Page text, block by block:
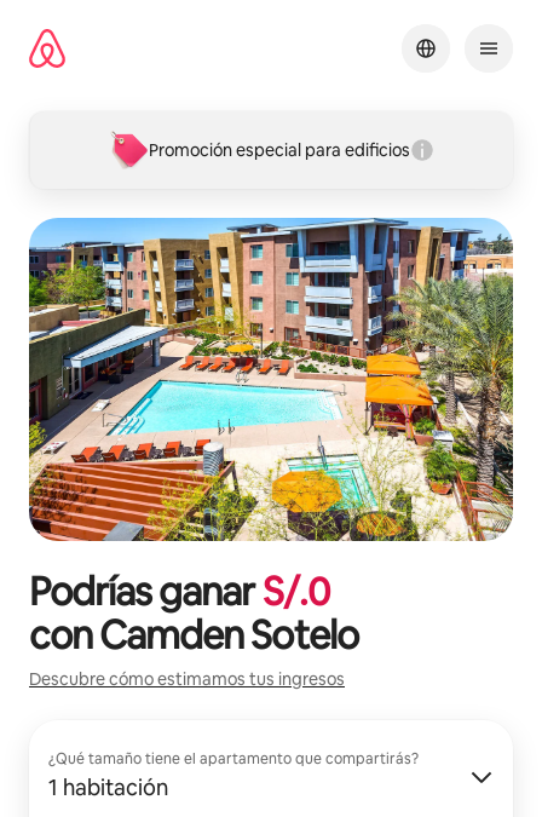
contenido
Promoción especial para edificios
Podrías ganarS/.0
conCamden Sotelo
Descubre cómo estimamos tus ingresos
¿Qué tamaño tiene el apartamento que compartirás?
1 habitación